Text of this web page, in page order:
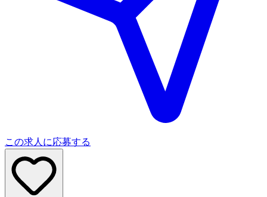
この求人に応募する